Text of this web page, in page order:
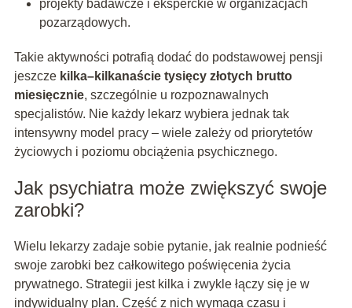
projekty badawcze i eksperckie w organizacjach
pozarządowych.
Takie aktywności potrafią dodać do podstawowej pensji
jeszcze kilka–kilkanaście tysięcy złotych brutto
miesięcznie, szczególnie u rozpoznawalnych
specjalistów. Nie każdy lekarz wybiera jednak tak
intensywny model pracy – wiele zależy od priorytetów
życiowych i poziomu obciążenia psychicznego.
Jak psychiatra może zwiększyć swoje
zarobki?
Wielu lekarzy zadaje sobie pytanie, jak realnie podnieść
swoje zarobki bez całkowitego poświęcenia życia
prywatnego. Strategii jest kilka i zwykle łączy się je w
indywidualny plan. Część z nich wymaga czasu i